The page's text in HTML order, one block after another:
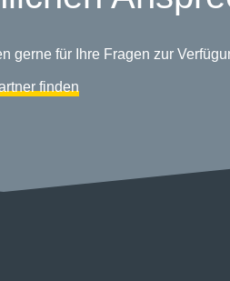
gerne für Ihre Fragen zur
finden